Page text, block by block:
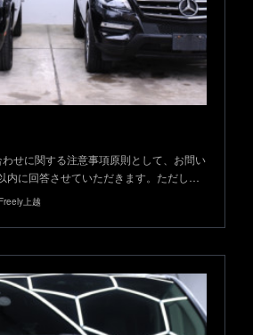
せに関する注意事項原則として、お問い
内に回答させていただきます。ただし…
上越